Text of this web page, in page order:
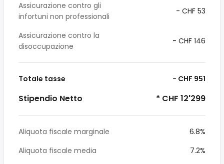
Assicurazione contro gli
infortuni non professionali
- CHF 53
Assicurazione contro la
disoccupazione
- CHF 146
Totale tasse - CHF 951
Stipendio Netto * CHF 12'299
Aliquota fiscale marginale
6.8%
Aliquota fiscale media
7.2%